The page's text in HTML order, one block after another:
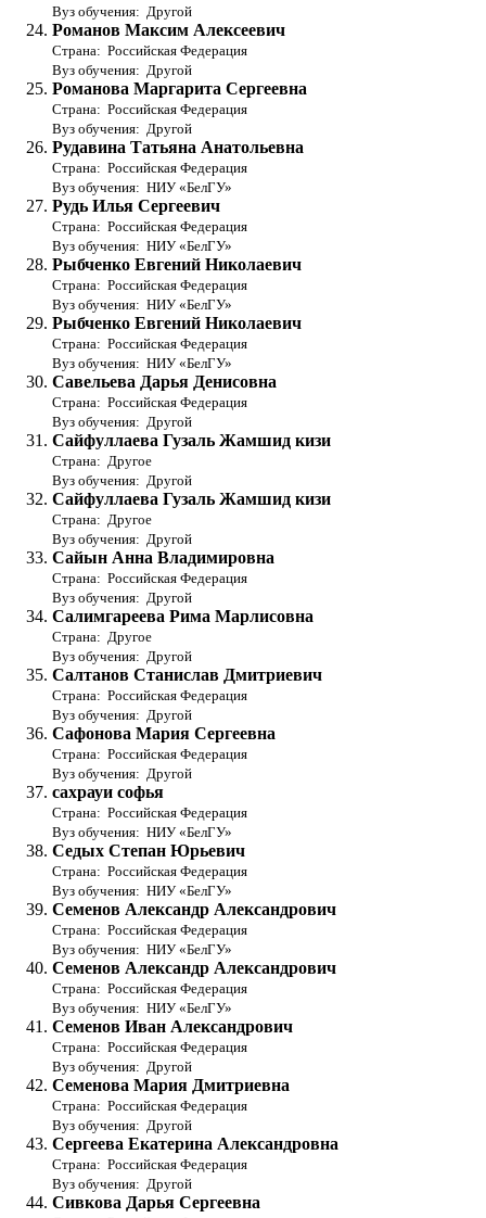
Вуз обучения: Другой
Романов Максим Алексеевич
Страна: Российская Федерация
Вуз обучения: Другой
Романова Маргарита Сергеевна
Страна: Российская Федерация
Вуз обучения: Другой
Рудавина Татьяна Анатольевна
Страна: Российская Федерация
Вуз обучения: НИУ «БелГУ»
Рудь Илья Сергеевич
Страна: Российская Федерация
Вуз обучения: НИУ «БелГУ»
Рыбченко Евгений Николаевич
Страна: Российская Федерация
Вуз обучения: НИУ «БелГУ»
Рыбченко Евгений Николаевич
Страна: Российская Федерация
Вуз обучения: НИУ «БелГУ»
Савельева Дарья Денисовна
Страна: Российская Федерация
Вуз обучения: Другой
Сайфуллаева Гузаль Жамшид кизи
Страна: Другое
Вуз обучения: Другой
Сайфуллаева Гузаль Жамшид кизи
Страна: Другое
Вуз обучения: Другой
Сайын Анна Владимировна
Страна: Российская Федерация
Вуз обучения: Другой
Салимгареева Рима Марлисовна
Страна: Другое
Вуз обучения: Другой
Салтанов Станислав Дмитриевич
Страна: Российская Федерация
Вуз обучения: Другой
Сафонова Мария Сергеевна
Страна: Российская Федерация
Вуз обучения: Другой
сахрауи софья
Страна: Российская Федерация
Вуз обучения: НИУ «БелГУ»
Седых Степан Юрьевич
Страна: Российская Федерация
Вуз обучения: НИУ «БелГУ»
Семенов Александр Александрович
Страна: Российская Федерация
Вуз обучения: НИУ «БелГУ»
Семенов Александр Александрович
Страна: Российская Федерация
Вуз обучения: НИУ «БелГУ»
Семенов Иван Александрович
Страна: Российская Федерация
Вуз обучения: Другой
Семенова Мария Дмитриевна
Страна: Российская Федерация
Вуз обучения: Другой
Сергеева Екатерина Александровна
Страна: Российская Федерация
Вуз обучения: Другой
Сивкова Дарья Сергеевна